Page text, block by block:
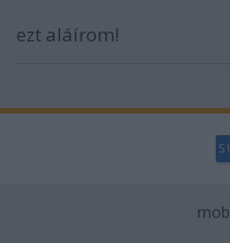
ezt aláírom!